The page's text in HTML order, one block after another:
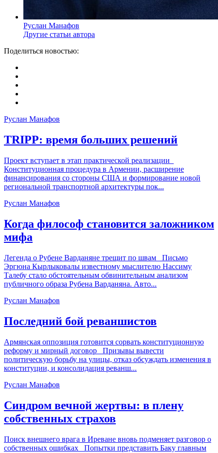
Руслан Манафов
Другие статьи автора
Поделиться новостью:
Руслан Манафов
TRIPP: время больших решений
Проект вступает в этап практической реализации
Конституционная процедура в Армении, расширение
финансирования со стороны США и формирование новой
региональной транспортной архитектуры пок...
Руслан Манафов
Когда философ становится заложником
мифа
Легенда о Рубене Варданяне трещит по швам Письмо
Эргюна Кырлыковалы известному мыслителю Нассиму
Талебу стало обстоятельным обвинительным анализом
публичного образа Рубена Варданяна. Авто...
Руслан Манафов
Последний бой реваншистов
Армянская оппозиция готовится сорвать конституционную
реформу и мирный договор Призывы вывести
политическую борьбу на улицы, отказ обсуждать изменения в
конституции, и консолидация реванш...
Руслан Манафов
Синдром вечной жертвы: в плену
собственных страхов
Поиск внешнего врага в Иреване вновь подменяет разговор о
собственных ошибках Попытки представить Баку главным